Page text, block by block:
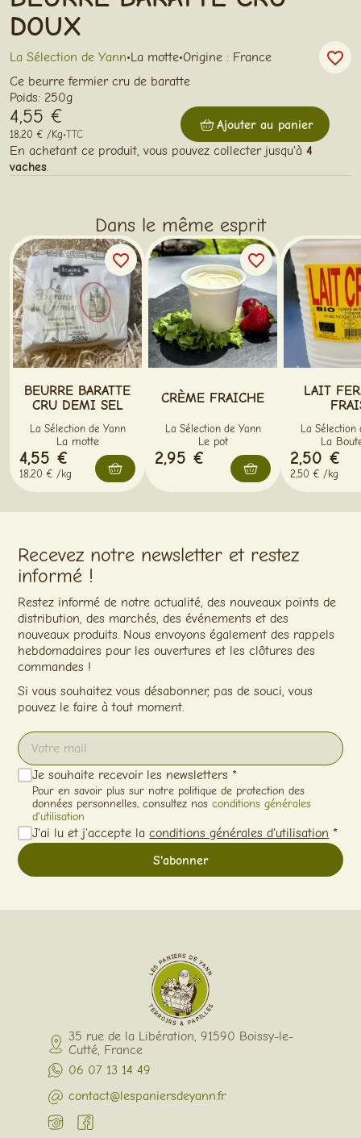
DOUX
La Sélection de Yann•La motte•Origine : France favorite_border
Ce beurre fermier cru de baratte
Poids: 250g
4,55 €
18,20 € /Kg•TTC
Ajouter au panier
En achetant ce produit, vous pouvez collecter jusqu'à 4
vaches.
Dans le même esprit
BEURRE BARATTE
CRU DEMI SEL
La Sélection de Yann
La motte
4,55 €
18,20 € /kg
favorite_border
CRÈME FRAICHE
La Sélection de Yann
Le pot
2,95 €
favorite_border
LAIT
La Sélection
La
2,50 €
2,50 € /kg
Recevez notre newsletter et restez
informé !
Restez informé de notre actualité, des nouveaux points de
distribution, des marchés, des événements et des
nouveaux produits. Nous envoyons également des rappels
hebdomadaires pour les ouvertures et les clôtures des
commandes !
Si vous souhaitez vous désabonner, pas de souci, vous
pouvez le faire à tout moment.
Je souhaite recevoir les newsletters *
Pour en savoir plus sur notre politique de protection des
données personnelles, consultez nosconditions générales
d'utilisation
J'ai lu et j'accepte laconditions générales d'utilisation *
35 rue de la Libération, 91590 Boissy-le-
Cutté, France
06 07 13 14 49
contact@lespaniersdeyann.fr